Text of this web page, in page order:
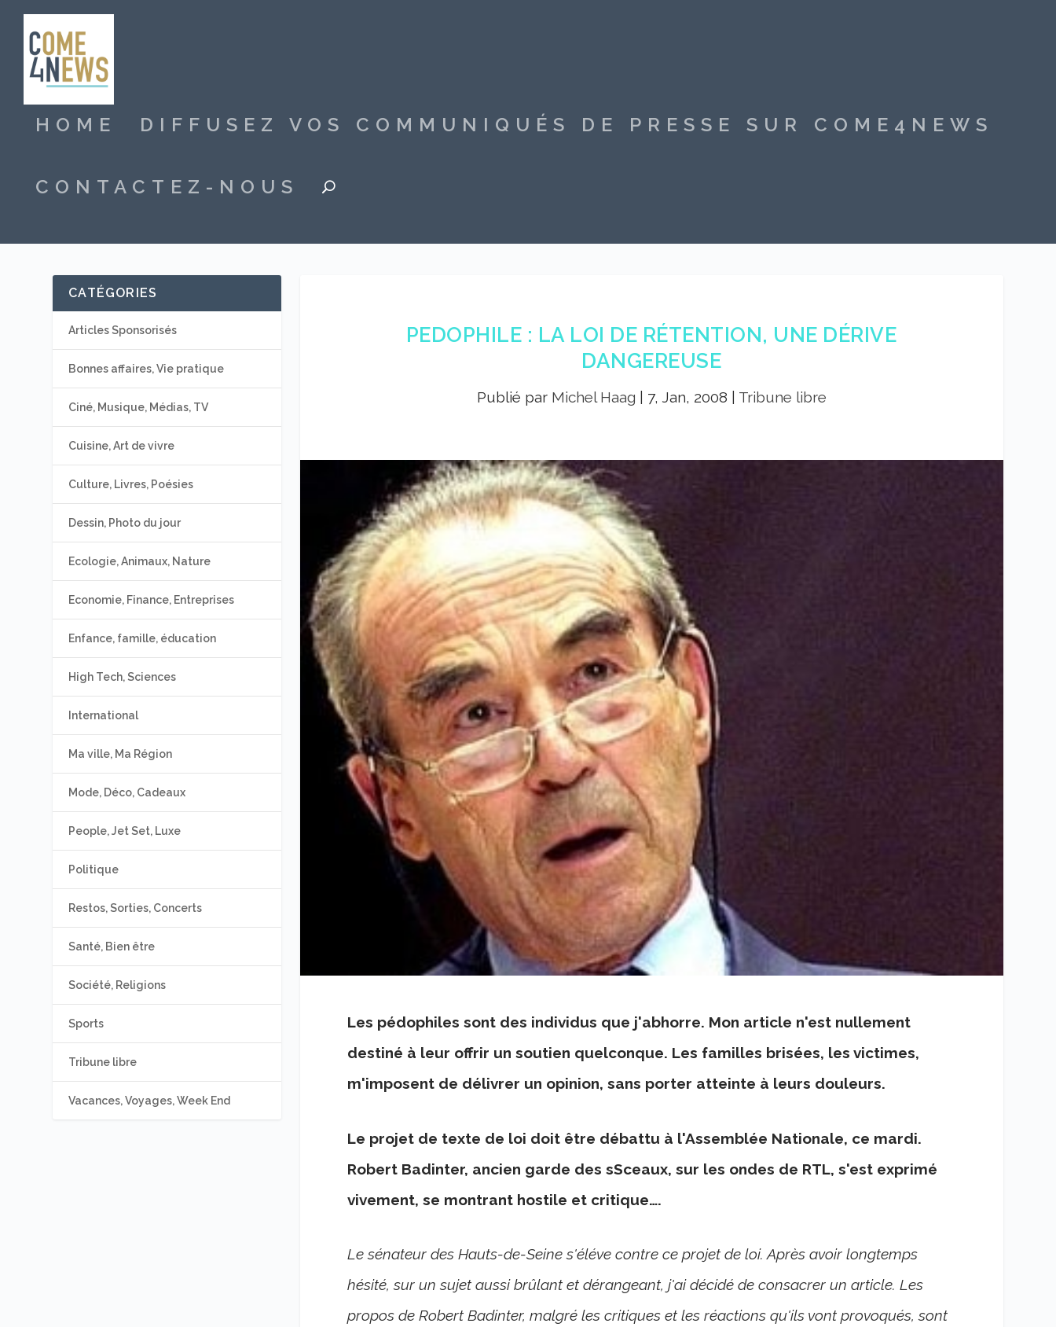
HOME DIFFUSEZ VOS COMMUNIQUÉS DE PRESSE SUR COME4NEWS
CONTACTEZ-NOUS
PEDOPHILE : LA LOI DE RÉTENTION, UNE DÉRIVE
DANGEREUSE
Publié par Michel Haag 7, Jan, 2008 Tribune libre
Les pédophiles sont des individus que j'abhorre. Mon article n'est nullement
destiné à leur offrir un soutien quelconque. Les familles brisées, les victimes,
m'imposent de délivrer un opinion, sans porter atteinte à leurs douleurs.
Le projet de texte de loi doit être débattu à l'Assemblée Nationale, ce mardi.
Robert Badinter, ancien garde des sSceaux, sur les ondes de RTL, s'est exprimé
vivement, se montrant hostile et critique….
Le sénateur des Hauts-de-Seine s'éléve contre ce projet de loi. Après avoir longtemps
hésité, sur un sujet aussi brûlant et dérangeant, j'ai décidé de consacrer un article. Les
propos de Robert Badinter, malgré les critiques et les réactions qu'ils vont provoqués, sont
CATÉGORIES
Articles Sponsorisés
Bonnes affaires, Vie pratique
Ciné, Musique, Médias, TV
Cuisine, Art de vivre
Culture, Livres, Poésies
Dessin, Photo du jour
Ecologie, Animaux, Nature
Economie, Finance, Entreprises
Enfance, famille, éducation
High Tech, Sciences
International
Ma ville, Ma Région
Mode, Déco, Cadeaux
People, Jet Set, Luxe
Politique
Restos, Sorties, Concerts
Santé, Bien être
Société, Religions
Sports
Tribune libre
Vacances, Voyages, Week End